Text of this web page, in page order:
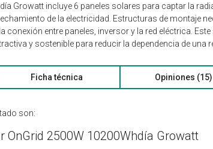
Growatt incluye 6 paneles solares para captar la
de la electricidad. Estructuras de montaje
conexión entre paneles, inversor y la red eléctrica.
y sostenible para reducir la dependencia de una
Ficha técnica Opiniones (15)
son:
OnGrid 2500W 10200Whdía Growatt